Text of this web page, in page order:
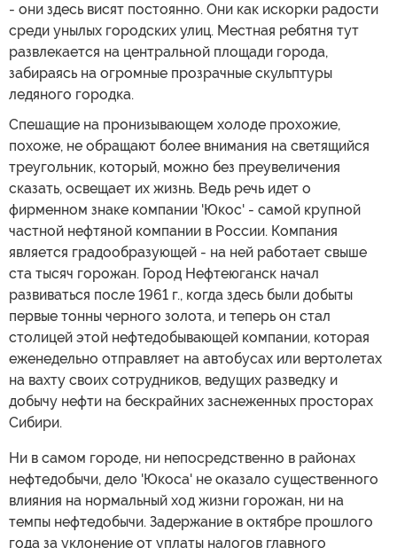
- они здесь висят постоянно. Они как искорки радости
среди унылых городских улиц. Местная ребятня тут
развлекается на центральной площади города,
забираясь на огромные прозрачные скульптуры
ледяного городка.
Спешащие на пронизывающем холоде прохожие,
похоже, не обращают более внимания на светящийся
треугольник, который, можно без преувеличения
сказать, освещает их жизнь. Ведь речь идет о
фирменном знаке компании 'Юкос' - самой крупной
частной нефтяной компании в России. Компания
является градообразующей - на ней работает свыше
ста тысяч горожан. Город Нефтеюганск начал
развиваться после 1961 г., когда здесь были добыты
первые тонны черного золота, и теперь он стал
столицей этой нефтедобывающей компании, которая
еженедельно отправляет на автобусах или вертолетах
на вахту своих сотрудников, ведущих разведку и
добычу нефти на бескрайних заснеженных просторах
Сибири.
Ни в самом городе, ни непосредственно в районах
нефтедобычи, дело 'Юкоса' не оказало существенного
влияния на нормальный ход жизни горожан, ни на
темпы нефтедобычи. Задержание в октябре прошлого
года за уклонение от уплаты налогов главного